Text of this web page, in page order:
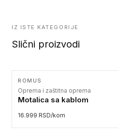
IZ ISTE KATEGORIJE
Slični proizvodi
ROMUS
Oprema i zaštitna oprema
Motalica sa kablom
16.999 RSD/kom